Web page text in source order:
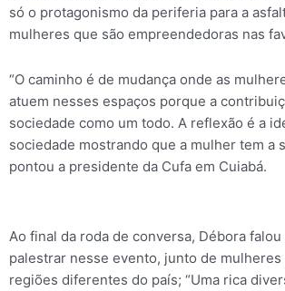
só o protagonismo da periferia para a
mulheres que são empreendedoras nas
“O caminho é de mudança onde as
atuem nesses espaços porque a
sociedade como um todo. A reflexão é a
sociedade mostrando que a mulher tem a
pontou a presidente da Cufa em Cuiabá.
Ao final da roda de conversa, Débora
palestrar nesse evento, junto de
regiões diferentes do país; “Uma rica